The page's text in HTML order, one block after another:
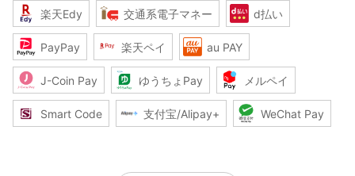
楽天Edy 交通系電子マネー d払い
PayPay 楽天ペイ au PAY
J-Coin Pay ゆうちょPay メルペイ
Smart Code 支付宝/Alipay+ WeChat Pay